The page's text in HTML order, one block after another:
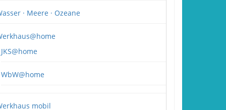
· Meere · Ozeane
JKS@home
WbW@home
mobil